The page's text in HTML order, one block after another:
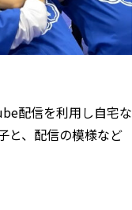
配信を利用し自宅な
と、配信の模様など